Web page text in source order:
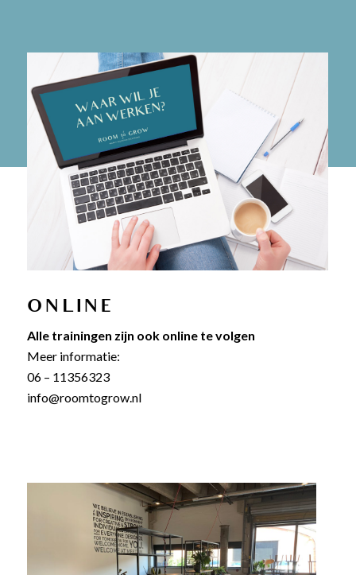
ONLINE
Alle trainingen zijn ook online te volgen
Meer informatie:
06 – 11356323
info@roomtogrow.nl